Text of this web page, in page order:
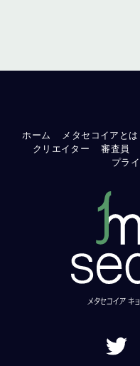
ホーム メタセコイアとは
クリエイター
審査員
プラ